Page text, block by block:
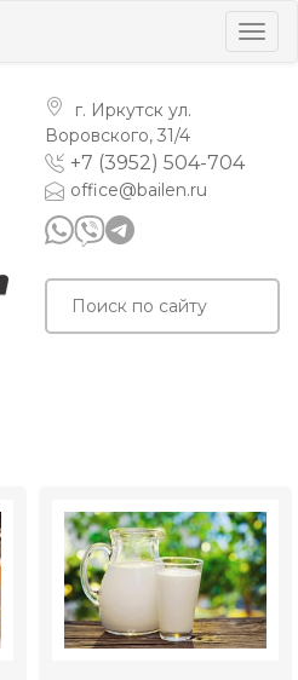
г. Иркутск ул.
Воровского, 31/4
+7 (3952) 504-704
office@bailen.ru